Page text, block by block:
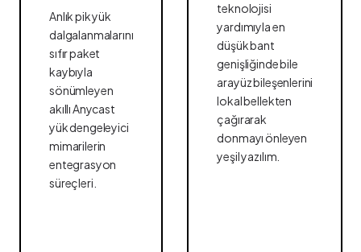
Anlık pik yük
dalgalanmalarını
sıfır paket
kaybıyla
sönümleyen
akıllı Anycast
yük dengeleyici
mimarilerin
entegrasyon
süreçleri.
teknolojisi
yardımıyla en
düşük bant
genişliğinde bile
arayüz bileşenlerini
lokal bellekten
çağırarak
donmayı önleyen
yeşil yazılım.